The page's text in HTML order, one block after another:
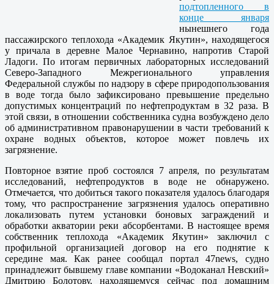
подтопленного в
конце января
нынешнего года
пассажирского теплохода «Академик Якутин», находящегося
у причала в деревне Малое Чернавино, напротив Старой
Ладоги. По итогам первичных лабораторных исследований
Северо-Западного Межрегионального управления
Федеральной службы по надзору в сфере природопользования
в воде тогда было зафиксировано превышение предельно
допустимых концентраций по нефтепродуктам в 32 раза. В
этой связи, в отношении собственника судна возбуждено дело
об административном правонарушении в части требований к
охране водных объектов, которое может повлечь их
загрязнение.
Повторное взятие проб состоялся 7 апреля, по результатам
исследований, нефтепродуктов в воде не обнаружено.
Отмечается, что добиться такого показателя удалось благодаря
тому, что распространение загрязнения удалось оперативно
локализовать путем установки боновых заграждений и
обработки акватории реки абсорбентами. В настоящее время
собственник теплохода «Академик Якутин» заключил с
профильной организацией договор на его поднятие к
середине мая. Как ранее сообщал портал 47news, судно
принадлежит бывшему главе компании «Водоканал Невский»
Дмитрию Болотову, находящемуся сейчас под домашним